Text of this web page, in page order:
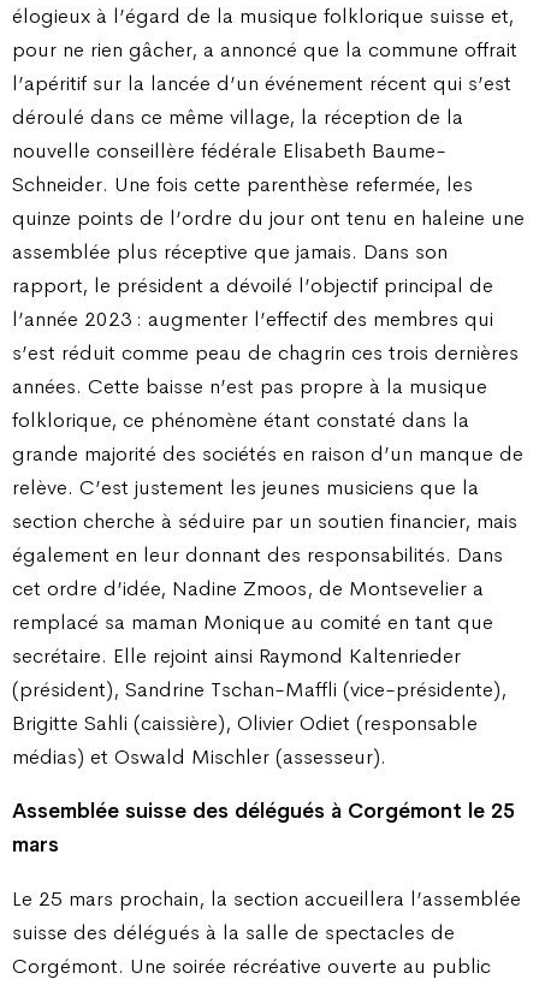
élogieux à l’égard de la musique folklorique suisse et,
pour ne rien gâcher, a annoncé que la commune offrait
l’apéritif sur la lancée d’un événement récent qui s’est
déroulé dans ce même village, la réception de la
nouvelle conseillère fédérale Elisabeth Baume-
Schneider. Une fois cette parenthèse refermée, les
quinze points de l’ordre du jour ont tenu en haleine une
assemblée plus réceptive que jamais. Dans son
rapport, le président a dévoilé l’objectif principal de
l’année 2023 : augmenter l’effectif des membres qui
s’est réduit comme peau de chagrin ces trois dernières
années. Cette baisse n’est pas propre à la musique
folklorique, ce phénomène étant constaté dans la
grande majorité des sociétés en raison d’un manque de
relève. C’est justement les jeunes musiciens que la
section cherche à séduire par un soutien financier, mais
également en leur donnant des responsabilités. Dans
cet ordre d’idée, Nadine Zmoos, de Montsevelier a
remplacé sa maman Monique au comité en tant que
secrétaire. Elle rejoint ainsi Raymond Kaltenrieder
(président), Sandrine Tschan-Maffli (vice-présidente),
Brigitte Sahli (caissière), Olivier Odiet (responsable
médias) et Oswald Mischler (assesseur).
Assemblée suisse des délégués à Corgémont le 25
mars
Le 25 mars prochain, la section accueillera l’assemblée
suisse des délégués à la salle de spectacles de
Corgémont. Une soirée récréative ouverte au public